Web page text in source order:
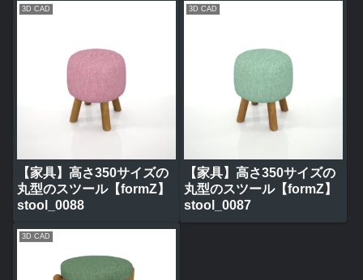
3D CAD
【家具】高さ350サイズの
丸型のスツール【formZ】
stool_0088
3D CAD
【家具】高さ350サイズの
丸型のスツール【formZ】
stool_0087
3D CAD